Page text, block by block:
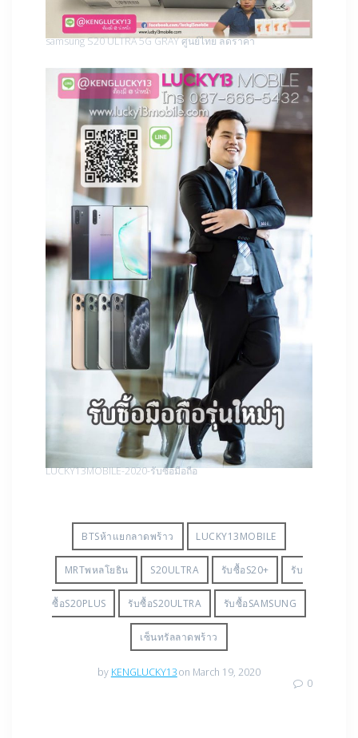
samsung S20 ULTRA 5G GRAY ศูนย์ไทย ลดราคา
LUCKY13MOBILE-2020-รับซื้อมือถือ
BTSห้าแยกลาดพร้าว LUCKY13MOBILE
MRTพหลโยธิน S20ULTRA รับซื้อS20+ รับ
ซื้อS20PLUS รับซื้อS20ULTRA รับซื้อSAMSUNG
เซ็นทรัลลาดพร้าว
by KENGLUCKY13on March 19, 2020
0